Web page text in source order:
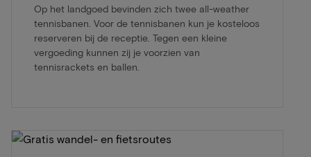
Op het landgoed bevinden zich twee all-weather
tennisbanen. Voor de tennisbanen kun je kosteloos
reserveren bij de receptie. Tegen een kleine
vergoeding kunnen zij je voorzien van
tennisrackets en ballen.